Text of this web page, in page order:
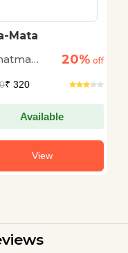
Mata
20% off
₹ 320
Available
View